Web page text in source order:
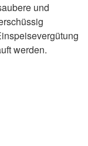
und
werden.